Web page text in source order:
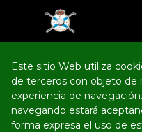
Este sitio Web utiliza
de terceros con objeto de
experiencia de
navegando estará
forma expresa el uso de
CALENDARIO
Eventos